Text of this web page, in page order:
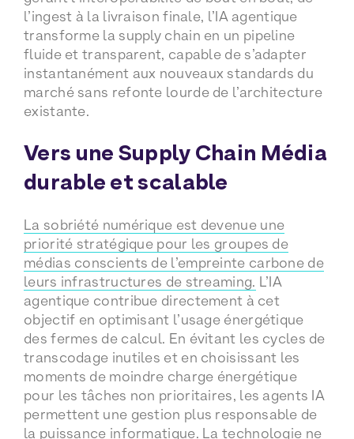
l’ingest à la livraison finale, l’IA agentique
transforme la supply chain en un pipeline
fluide et transparent, capable de s’adapter
instantanément aux nouveaux standards du
marché sans refonte lourde de l’architecture
existante.
Vers une Supply Chain Média
durable et scalable
La sobriété numérique est devenue une
priorité stratégique pour les groupes de
médias conscients de l’empreinte carbone de
leurs infrastructures de streaming. L’IA
agentique contribue directement à cet
objectif en optimisant l’usage énergétique
des fermes de calcul. En évitant les cycles de
transcodage inutiles et en choisissant les
moments de moindre charge énergétique
pour les tâches non prioritaires, les agents IA
permettent une gestion plus responsable de
la puissance informatique. La technologie ne